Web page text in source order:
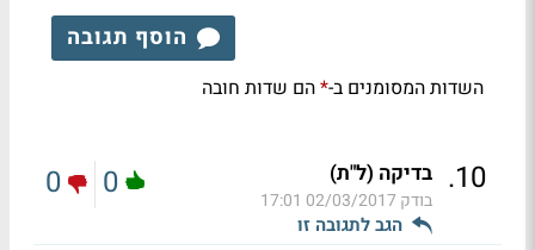
הוסף תגובה
השדות המסומנים ב-*הם שדות חובה
10
. בדיקה (ל"ת)
בודק 02/03/2017 17:01
הגב לתגובה זו
0
0